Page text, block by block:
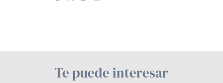
Te puede interesar